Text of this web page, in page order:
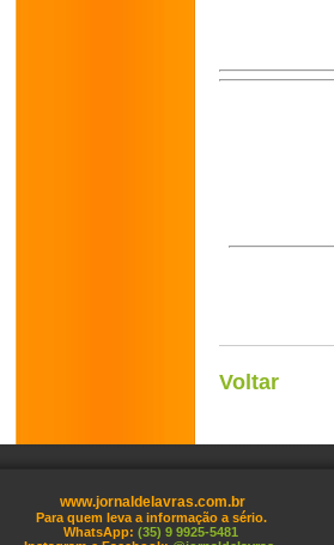
Voltar
www.jornaldelavras.com.br
Para quem leva a informação a sério.
WhatsApp: (35) 9 9925-5481